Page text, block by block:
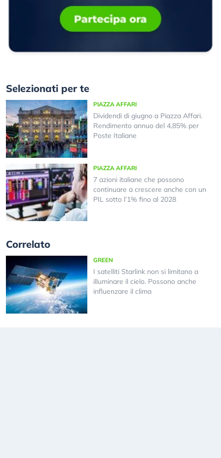
Selezionati per te
PIAZZA AFFARI
Dividendi di giugno a Piazza Affari.
Rendimento annuo del 4,85% per
Poste Italiane
PIAZZA AFFARI
7 azioni italiane che possono
continuare a crescere anche con un
PIL sotto l’1% fino al 2028
Correlato
GREEN
I satelliti Starlink non si limitano a
illuminare il cielo. Possono anche
influenzare il clima